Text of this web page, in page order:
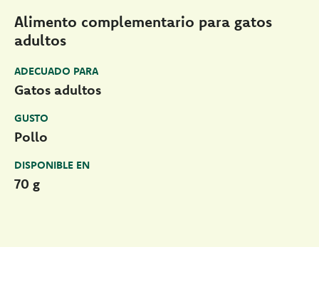
Alimento complementario para gatos
adultos
ADECUADO PARA
Gatos adultos
GUSTO
Pollo
DISPONIBLE EN
70 g